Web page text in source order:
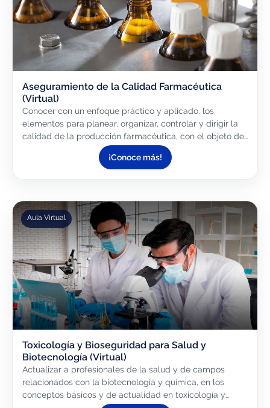
Aseguramiento de la Calidad Farmacéutica
(Virtual)
Conocer con un enfoque práctico y aplicado, los
elementos para planear, organizar, controlar y dirigir la
calidad de la producción farmacéutica, con el objeto de
garantizar la óptima calidad de los medicamentos...
¡Conoce más!
Aula Virtual
Toxicología y Bioseguridad para Salud y
Biotecnología (Virtual)
Actualizar a profesionales de la salud y de campos
relacionados con la biotecnología y química, en los
conceptos básicos y de actualidad en toxicología y